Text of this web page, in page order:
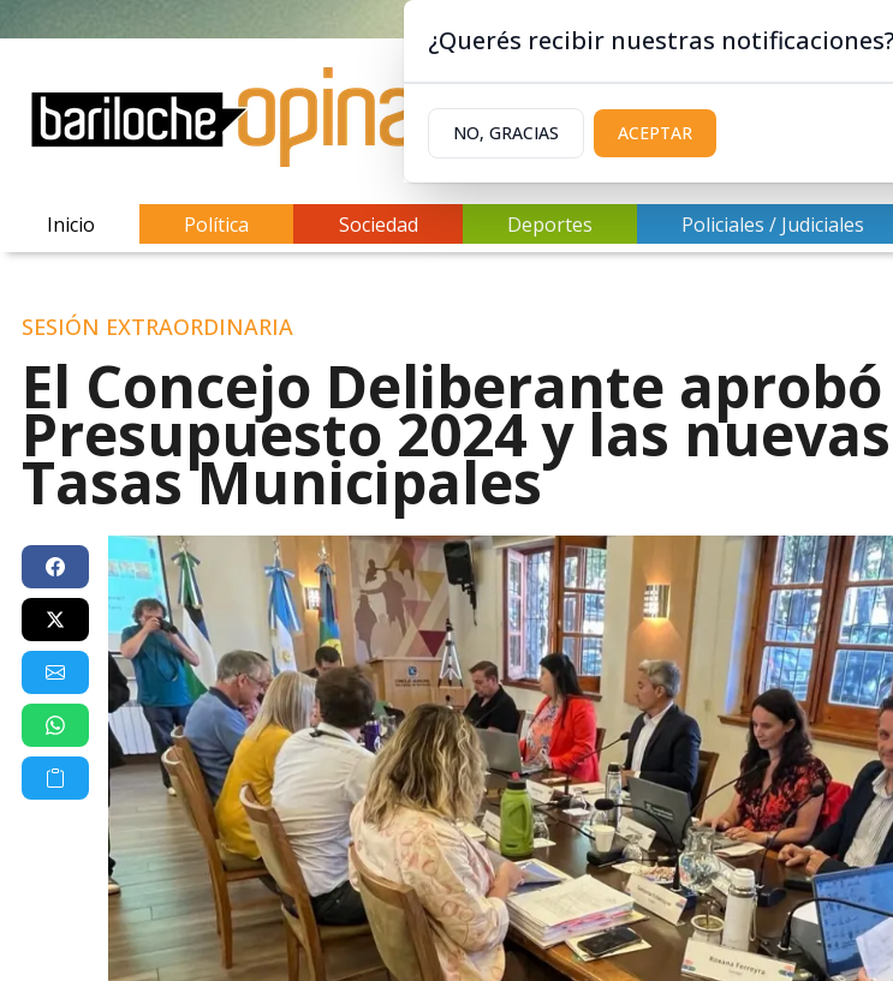
Inicio Política Sociedad Deportes Policiales / Judiciales
SESIÓN EXTRAORDINARIA
El Concejo Deliberante
Presupuesto 2024 y las nuevas
Tasas Municipales
¿Querés recibir nuestras notificaciones?
NO, GRACIAS ACEPTAR